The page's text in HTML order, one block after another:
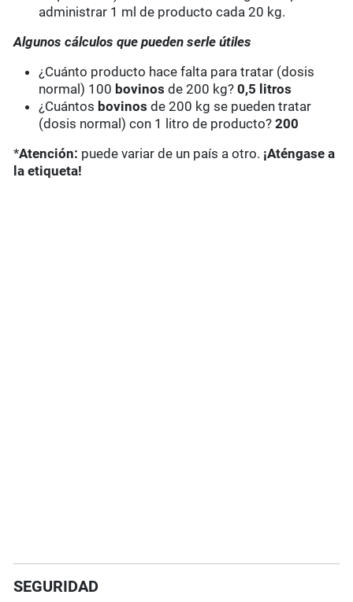
administrar 1 ml de producto cada 20 kg.
Algunos cálculos que pueden serle útiles
¿Cuánto producto hace falta para tratar (dosis
normal) 100 bovinos de 200 kg? 0,5 litros
¿Cuántos bovinos de 200 kg se pueden tratar
(dosis normal) con 1 litro de producto?200
*Atención: puede variar de un país a otro. ¡Aténgase a
la etiqueta!
SEGURIDAD